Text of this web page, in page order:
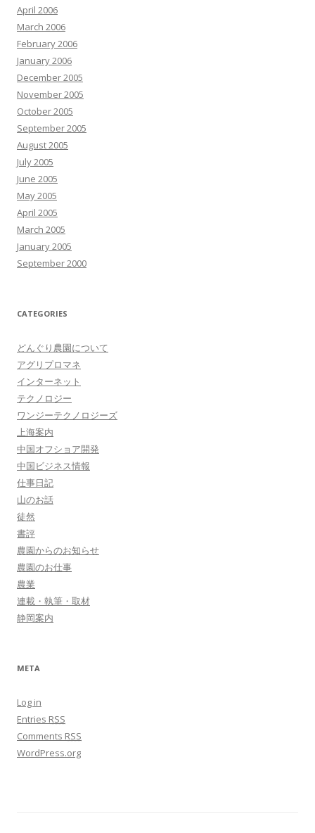
April 2006
March 2006
February 2006
January 2006
December 2005
November 2005
October 2005
September 2005
August 2005
July 2005
June 2005
May 2005
April 2005
March 2005
January 2005
September 2000
CATEGORIES
どんぐり農園について
アグリプロマネ
インターネット
テクノロジー
ワンジーテクノロジーズ
上海案内
中国オフショア開発
中国ビジネス情報
仕事日記
山のお話
徒然
書評
農園からのお知らせ
農園のお仕事
農業
連載・執筆・取材
静岡案内
META
Log in
Entries RSS
Comments RSS
WordPress.org